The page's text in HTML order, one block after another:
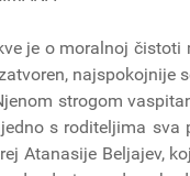
je o moralnoj
najspokojnije
strogom
s roditeljima sva
Atanasije Beljajev,